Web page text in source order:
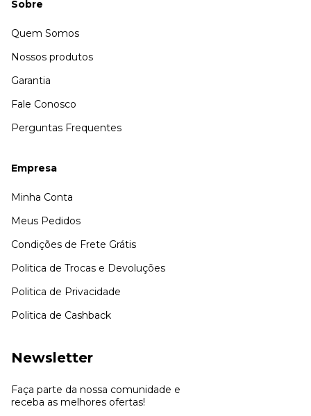
Sobre
Quem Somos
Nossos produtos
Garantia
Fale Conosco
Perguntas Frequentes
Empresa
Minha Conta
Meus Pedidos
Condições de Frete Grátis
Politica de Trocas e Devoluções
Politica de Privacidade
Politica de Cashback
Newsletter
Faça parte da nossa comunidade e
receba as melhores ofertas!